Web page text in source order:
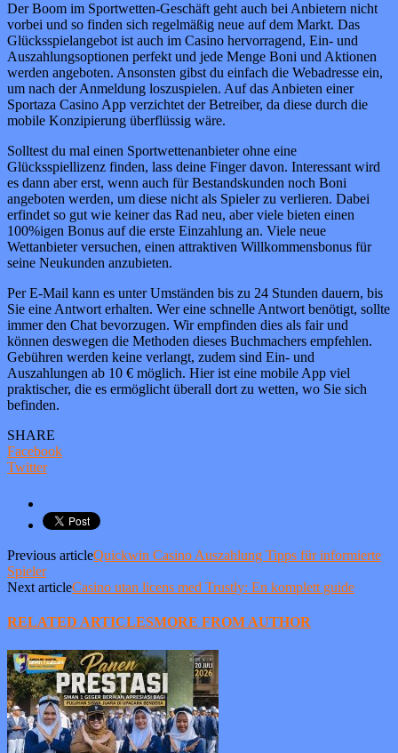
Der Boom im Sportwetten-Geschäft geht auch bei Anbietern nicht
vorbei und so finden sich regelmäßig neue auf dem Markt. Das
Glücksspielangebot ist auch im Casino hervorragend, Ein- und
Auszahlungsoptionen perfekt und jede Menge Boni und Aktionen
werden angeboten. Ansonsten gibst du einfach die Webadresse ein,
um nach der Anmeldung loszuspielen. Auf das Anbieten einer
Sportaza Casino App verzichtet der Betreiber, da diese durch die
mobile Konzipierung überflüssig wäre.
Solltest du mal einen Sportwettenanbieter ohne eine
Glücksspiellizenz finden, lass deine Finger davon. Interessant wird
es dann aber erst, wenn auch für Bestandskunden noch Boni
angeboten werden, um diese nicht als Spieler zu verlieren. Dabei
erfindet so gut wie keiner das Rad neu, aber viele bieten einen
100%igen Bonus auf die erste Einzahlung an. Viele neue
Wettanbieter versuchen, einen attraktiven Willkommensbonus für
seine Neukunden anzubieten.
Per E-Mail kann es unter Umständen bis zu 24 Stunden dauern, bis
Sie eine Antwort erhalten. Wer eine schnelle Antwort benötigt, sollte
immer den Chat bevorzugen. Wir empfinden dies als fair und
können deswegen die Methoden dieses Buchmachers empfehlen.
Gebühren werden keine verlangt, zudem sind Ein- und
Auszahlungen ab 10 € möglich. Hier ist eine mobile App viel
praktischer, die es ermöglicht überall dort zu wetten, wo Sie sich
befinden.
SHARE
Facebook
Twitter
Previous articleQuickwin Casino Auszahlung Tipps für informierte
Spieler
Next articleCasino utan licens med Trustly: En komplett guide
RELATED ARTICLESMORE FROM AUTHOR